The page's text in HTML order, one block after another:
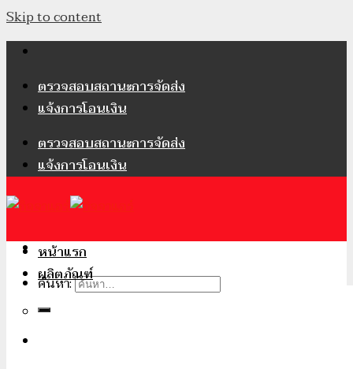
Skip to content
ตรวจสอบสถานะการจัดส่ง
แจ้งการโอนเงิน
ตรวจสอบสถานะการจัดส่ง
แจ้งการโอนเงิน
ค้นหา:
หน้าแรก
ผลิตภัณฑ์